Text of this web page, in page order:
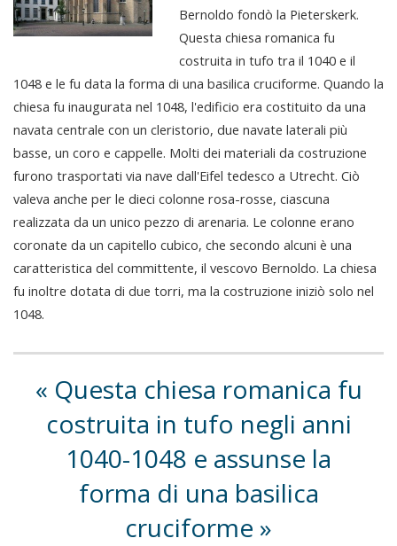
Bernoldo fondò la Pieterskerk.
Questa chiesa romanica fu
costruita in tufo tra il 1040 e il
1048 e le fu data la forma di una basilica cruciforme. Quando la
chiesa fu inaugurata nel 1048, l'edificio era costituito da una
navata centrale con un cleristorio, due navate laterali più
basse, un coro e cappelle. Molti dei materiali da costruzione
furono trasportati via nave dall'Eifel tedesco a Utrecht. Ciò
valeva anche per le dieci colonne rosa-rosse, ciascuna
realizzata da un unico pezzo di arenaria. Le colonne erano
coronate da un capitello cubico, che secondo alcuni è una
caratteristica del committente, il vescovo Bernoldo. La chiesa
fu inoltre dotata di due torri, ma la costruzione iniziò solo nel
1048.
Questa chiesa romanica fu
costruita in tufo negli anni
1040-1048 e assunse la
forma di una basilica
cruciforme